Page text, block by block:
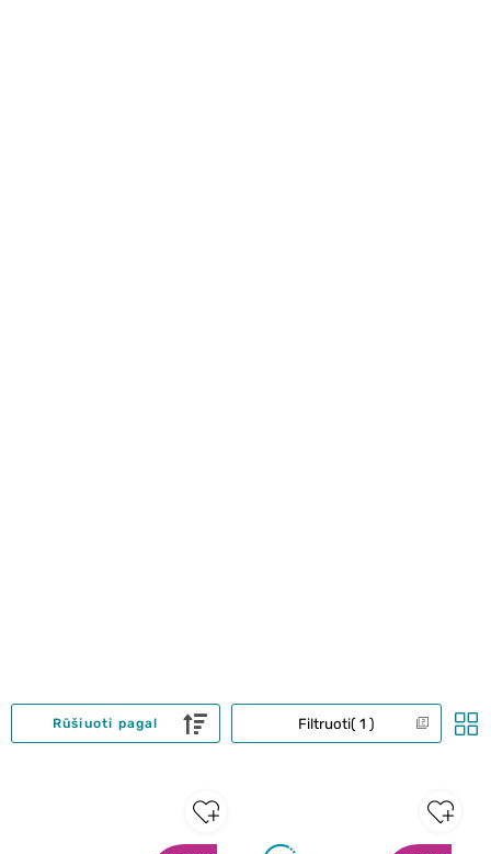
Filtruoti 1
Rūšiuoti pagal